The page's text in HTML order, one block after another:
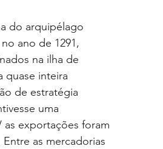
do arquipélago
ano de 1291,
na ilha de
quase inteira
de estratégia
uma
as exportações foram
as mercadorias